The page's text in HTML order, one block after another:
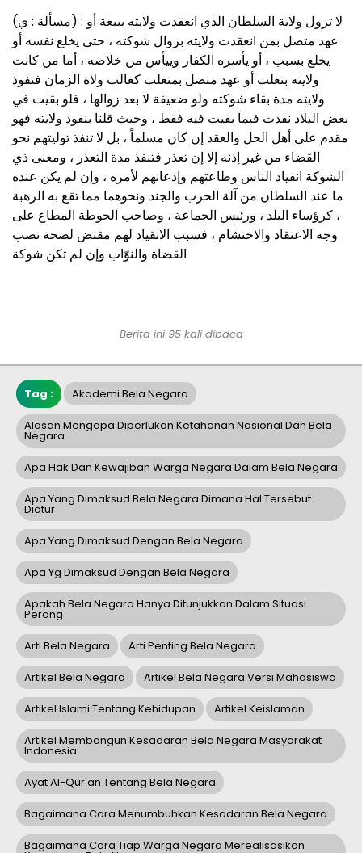
(مسألة : ي) : لا تزول ولاية السلطان الذي انعقدت ولايته ببيعة أو
عهد متصل بمن انعقدت ولايته بزوال شوكته ، حتى يخلع نفسه أو
يخلع بسبب ، أو يأسره الكفار وييأس من خلاصه ، أما من كانت
ولايته بتغلب أو عهد متصل بمتغلب كغالب ولاة الزمان فنفوذ
ولايته مدة بقاء شوكته ولو ضعيفة لا بعد زوالها ، فلو بقيت في
بعض البلاد نفذت فيما بقيت فيه فقط ، وحيث قلنا بنفوذ ولايته فهو
مقدم على أهل الحل والعقد إن كان مسلماً ، بل لا تنفذ توليتهم نحو
القضاء من غير إذنه إلا إن تعذر فتنفذ مدة التعذر ، ومعنى ذي
الشوكة انقياد الناس وطاعتهم وإذعانهم لأمره ، وإن لم يكن عنده
ما عند السلطان من آلة الحرب والجند ونحوهما مما تقع به الرهبة
، كرؤساء البلد ، ورئيس الجماعة ، وصاحب الحوطة المطاع على
وجه الاعتقاد والاحتشام ، فسبب الانقياد لهم مقتض لصحة نصب
القضاة والنوّاب وإن لم تكن شوكة
Berita ini 95 kali dibaca
Tag : Akademi Bela Negara
Alasan Mengapa Diperlukan Ketahanan Nasional Dan Bela
Negara
Apa Hak Dan Kewajiban Warga Negara Dalam Bela Negara
Apa Yang Dimaksud Bela Negara Dimana Hal Tersebut
Diatur
Apa Yang Dimaksud Dengan Bela Negara
Apa Yg Dimaksud Dengan Bela Negara
Apakah Bela Negara Hanya Ditunjukkan Dalam Situasi
Perang
Arti Bela Negara Arti Penting Bela Negara
Artikel Bela Negara Artikel Bela Negara Versi Mahasiswa
Artikel Islami Tentang Kehidupan Artikel Keislaman
Artikel Membangun Kesadaran Bela Negara Masyarakat
Indonesia
Ayat Al-Qur'an Tentang Bela Negara
Bagaimana Cara Menumbuhkan Kesadaran Bela Negara
Bagaimana Cara Tiap Warga Negara Merealisasikan